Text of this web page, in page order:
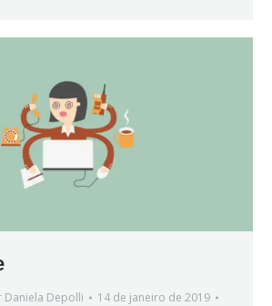
Daniela Depolli
14 de janeiro de 2019